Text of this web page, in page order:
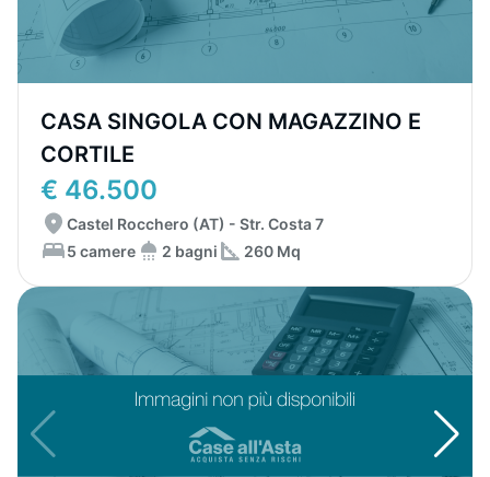
CASA SINGOLA CON MAGAZZINO E
CORTILE
€ 46.500
Castel Rocchero (AT) - Str. Costa 7
5 camere
2 bagni 260 Mq